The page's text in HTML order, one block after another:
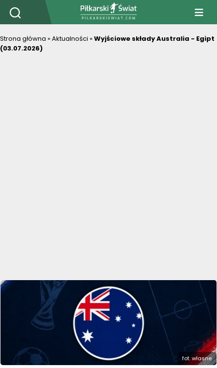
PiłkarskiSwiat.com
Strona główna »Aktualności »Wyjściowe składy Australia - Egipt
(03.07.2026)
fot. własne